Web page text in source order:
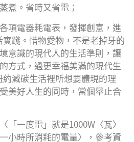
煮。省時又省電；
項電器耗電表，發揮創意，進
踐。惜物愛物，不是老掉牙的
意識的現代人的生活準則，讓
方式，過更幸福美滿的現代生
減碳生活裡所想要體現的理
美好人生的同時，當個舉止合
「一度電」就是1000W〈瓦〉
小時所消耗的電量〉，參考資